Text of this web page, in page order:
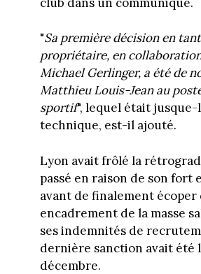
"Sa première décision en
propriétaire, en
Michael Gerlinger, a été de
Matthieu Louis-Jean au
sportif", lequel était
technique, est-il ajouté.
Lyon avait frôlé la
passé en raison de son fort
avant de finalement écoper
encadrement de la masse
ses indemnités de
dernière sanction avait été
décembre.